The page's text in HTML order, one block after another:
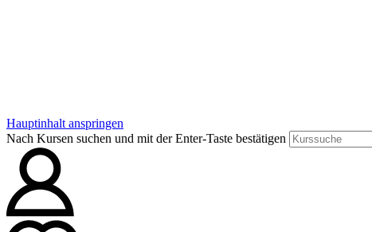
Hauptinhalt anspringen
Nach Kursen suchen und mit der Enter-Taste bestätigen